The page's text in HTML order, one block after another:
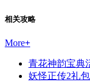
相关攻略
More+
青花神韵宝典
妖怪正传2礼